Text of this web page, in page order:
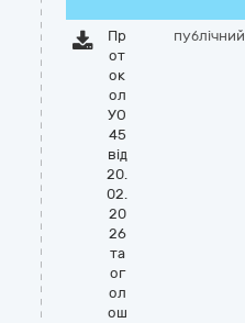
Пр
от
ок
ол
УО
45
від
20.
02.
20
26
та
ог
ол
ош
публічний